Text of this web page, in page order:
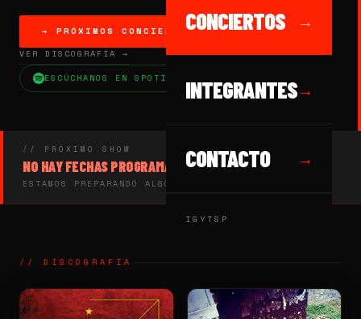
CONCIERTOS →
INTEGRANTES→
CONTACTO →
IG YT SP
→ PRÓXIMOS CONCIERTOS
VER DISCOGRAFÍA →
ESCÚCHANOS EN SPOTIFY
// PRÓXIMO SHOW
NO HAY FECHAS PROGRAMADAS
ESTAMOS PREPARANDO ALGO. VUELVE PRONTO.
// DISCOGRAFÍA